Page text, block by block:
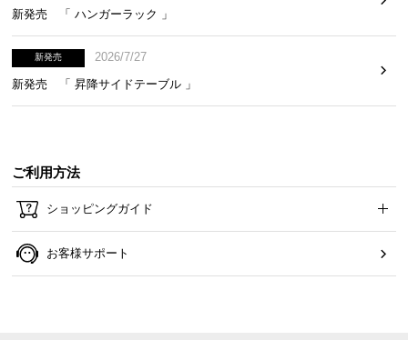
新発売 「 ハンガーラック 」
新発売
2026/7/27
新発売 「 昇降サイドテーブル 」
ご利用方法
ショッピングガイド
お客様サポート